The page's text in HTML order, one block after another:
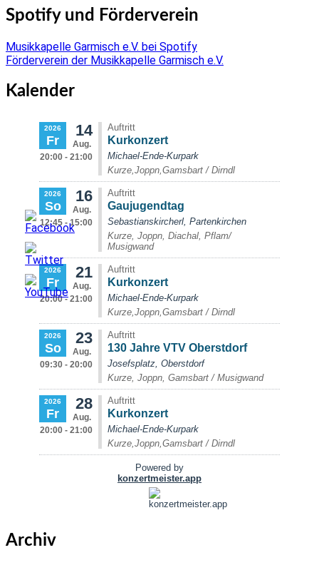
Spotify und Förderverein
Musikkapelle Garmisch e.V. bei Spotify
Förderverein der Musikkapelle Garmisch e.V.
Kalender
Archiv